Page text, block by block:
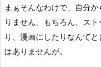
まぁそんなわけで、自分
りません。もちろん、ス
り、漫画にしたりなんて
はありませんが。